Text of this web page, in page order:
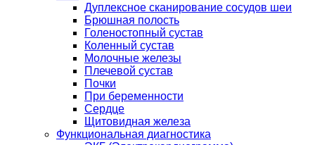
Дуплексное сканирование сосудов шеи
Брюшная полость
Голеностопный сустав
Коленный сустав
Молочные железы
Плечевой сустав
Почки
При беременности
Сердце
Щитовидная железа
Функциональная диагностика